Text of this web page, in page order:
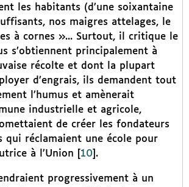
les habitants (d’une soixantaine
nos maigres attelages, le
à cornes »... Surtout, il critique le
s’obtiennent principalement à
récolte et dont la plupart
d’engrais, ils demandent tout
l’humus et amènerait
industrielle et agricole,
de créer les fondateurs
qui réclamaient une école pour
à l’Union
10 .
progressivement à un